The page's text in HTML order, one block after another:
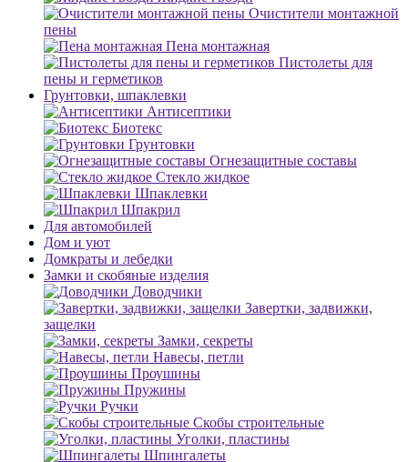
Очистители монтажной
пены
Пена монтажная
Пистолеты для
пены и герметиков
Грунтовки, шпаклевки
Антисептики
Биотекс
Грунтовки
Огнезащитные составы
Стекло жидкое
Шпаклевки
Шпакрил
Для автомобилей
Дом и уют
Домкраты и лебедки
Замки и скобяные изделия
Доводчики
Завертки, задвижки,
защелки
Замки, секреты
Навесы, петли
Проушины
Пружины
Ручки
Скобы строительные
Уголки, пластины
Шпингалеты